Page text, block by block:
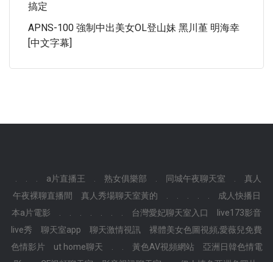
搞定
APNS-100 強制中出美女OL登山妹 黑川堇 明海幸
[中文字幕]
a片直播王 熟女俱樂部 同城午夜聊天室
真人
午夜裸聊直播間
真人秀場聊天室黃的
成人快播日
本a片電影
台灣愛妃聊天室入口
live173影音
live秀
聊天室app 聊天激情視訊
裸體美女色圖視頻,愛薇兒免費
色情影片
ut home聊天 黃色AV視頻網站
亞洲日韓色情電